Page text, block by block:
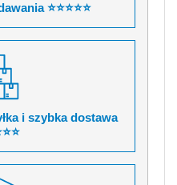
⭐⭐⭐⭐⭐
i szybka dostawa